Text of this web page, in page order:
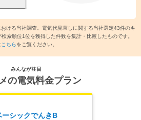
」ボタンを押してください。
ミュレーション
ぐ節約額をチェック！
ュレーション条件
円/月 約 21,171
ける当社調査。電気代見直しに関する当社選定43件のキ
索順位1位を獲得した件数を集計・比較したものです。
こちらをご覧ください。
みんなが注目
の電気料金プラン
ーシックでんきB